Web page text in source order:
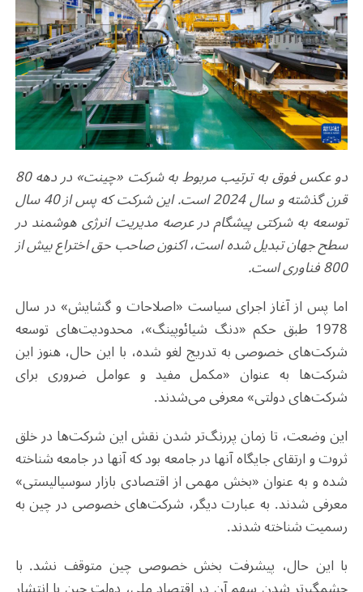
دو عکس‌ فوق به ترتیب مربوط به شرکت «چینت» در دهه 80
قرن گذشته و سال 2024 است. این شرکت که پس از 40 سال
توسعه به شرکتی پیشگام در عرصه مدیریت انرژی هوشمند در
سطح جهان تبدیل شده است، اکنون صاحب حق اختراع بیش از
800 فناوری است.
اما پس از آغاز اجرای سیاست «اصلاحات و گشایش» در سال
1978 طبق حکم «دنگ شیائو‌پینگ»، محدودیت‌های توسعه
شرکت‌های خصوصی به تدریج لغو شده، با این حال، هنوز این
شرکت‌ها به عنوان «مکمل مفید و عوامل ضروری برای
شرکت‌های دولتی» معرفی می‌شدند.
این وضعت، تا زمان پررنگ‌تر شدن نقش این شرکت‌ها در خلق
ثروت و ارتقای جایگاه آنها در جامعه بود که آنها در جامعه شناخته
شده و به عنوان «بخش مهمی از اقتصادی بازار سوسیالیستی»
معرفی شدند. به عبارت دیگر، شرکت‌های خصوصی در چین به
رسمیت شناخته شدند.
با این حال، پیشرفت بخش خصوصی چین متوقف نشد. با